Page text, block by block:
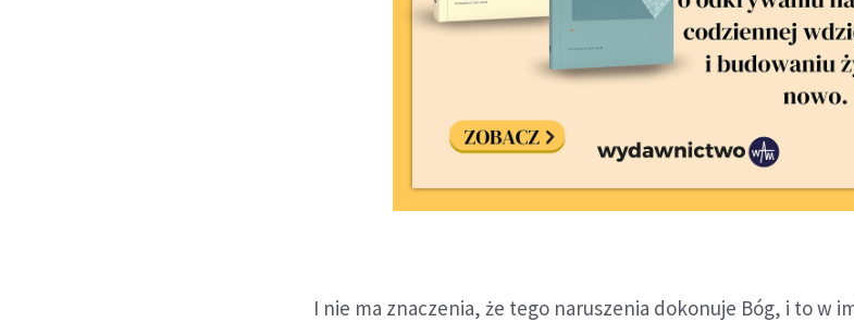
I nie ma znaczenia, że tego naruszenia dokonuje Bóg, i to w